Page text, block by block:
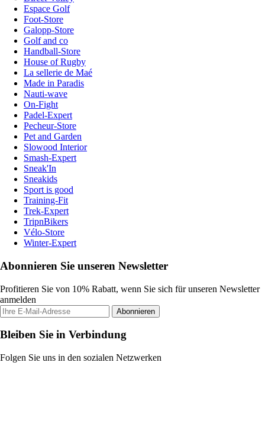
Espace Golf
Foot-Store
Galopp-Store
Golf and co
Handball-Store
House of Rugby
La sellerie de Maé
Made in Paradis
Nauti-wave
On-Fight
Padel-Expert
Pecheur-Store
Pet and Garden
Slowood Interior
Smash-Expert
Sneak'In
Sneakids
Sport is good
Training-Fit
Trek-Expert
TripnBikers
Vélo-Store
Winter-Expert
Abonnieren Sie unseren Newsletter
Profitieren Sie von 10% Rabatt, wenn Sie sich für unseren Newsletter
anmelden
Abonnieren
Bleiben Sie in Verbindung
Folgen Sie uns in den sozialen Netzwerken